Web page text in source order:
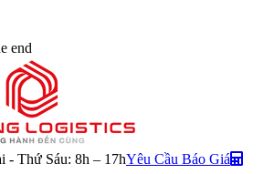
end
- Thứ Sáu: 8h – 17hYêu Cầu Báo Giá